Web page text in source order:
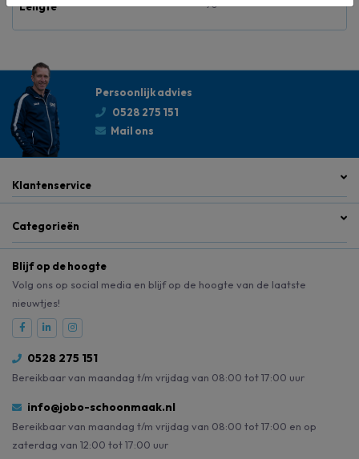
Lengte 90
Persoonlijk advies
0528 275 151
Mail ons
Klantenservice
Categorieën
Blijf op de hoogte
Volg ons op social media en blijf op de hoogte van de laatste
nieuwtjes!
0528 275 151
Bereikbaar van maandag t/m vrijdag van 08:00 tot 17:00 uur
info@jobo-schoonmaak.nl
Bereikbaar van maandag t/m vrijdag van 08:00 tot 17:00 en op
zaterdag van 12:00 tot 17:00 uur